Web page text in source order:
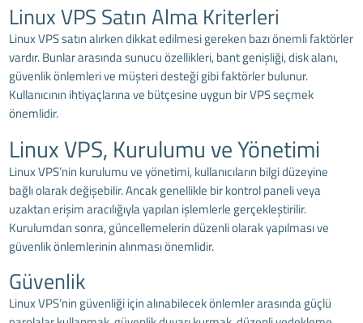
Linux VPS Satın Alma Kriterleri
Linux VPS satın alırken dikkat edilmesi gereken bazı önemli faktörler
vardır. Bunlar arasında sunucu özellikleri, bant genişliği, disk alanı,
güvenlik önlemleri ve müşteri desteği gibi faktörler bulunur.
Kullanıcının ihtiyaçlarına ve bütçesine uygun bir VPS seçmek
önemlidir.
Linux VPS, Kurulumu ve Yönetimi
Linux VPS’nin kurulumu ve yönetimi, kullanıcıların bilgi düzeyine
bağlı olarak değişebilir. Ancak genellikle bir kontrol paneli veya
uzaktan erişim aracılığıyla yapılan işlemlerle gerçekleştirilir.
Kurulumdan sonra, güncellemelerin düzenli olarak yapılması ve
güvenlik önlemlerinin alınması önemlidir.
Güvenlik
Linux VPS’nin güvenliği için alınabilecek önlemler arasında güçlü